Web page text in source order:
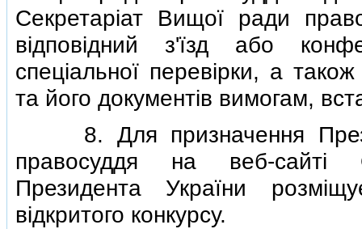
Секретарiат Вищої ради
вiдповiдний з'їзд або
спецiальної перевiрки, а
та його документiв вимогам,
8. Для призначення
правосуддя на веб-сайтi
Президента України
вiдкритого конкурсу.